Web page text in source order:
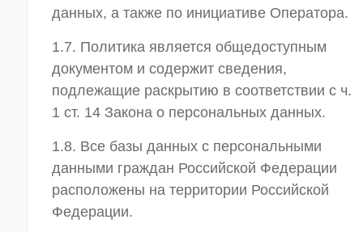
данных, а также по инициативе Оператора.
1.7. Политика является общедоступным
документом и содержит сведения,
подлежащие раскрытию в соответствии с ч.
1 ст. 14 Закона о персональных данных.
1.8. Все базы данных с персональными
данными граждан Российской Федерации
расположены на территории Российской
Федерации.